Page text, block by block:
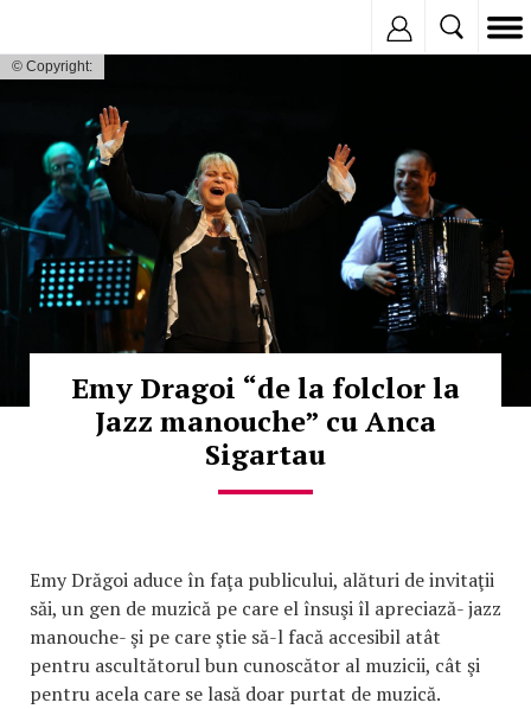
© Copyright:
Emy Dragoi “de la folclor la
Jazz manouche” cu Anca
Sigartau
Emy Drăgoi aduce în faţa publicului, alături de invitaţii
săi, un gen de muzică pe care el însuşi îl apreciază- jazz
manouche- şi pe care ştie să-l facă accesibil atât
pentru ascultătorul bun cunoscător al muzicii, cât şi
pentru acela care se lasă doar purtat de muzică.